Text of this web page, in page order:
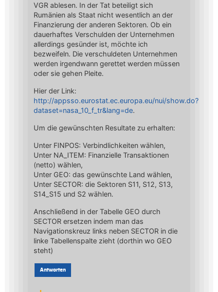
VGR ablesen. In der Tat beteiligt sich
Rumänien als Staat nicht wesentlich an der
Finanzierung der anderen Sektoren. Ob ein
dauerhaftes Verschulden der Unternehmen
allerdings gesünder ist, möchte ich
bezweifeln. Die verschuldeten Unternehmen
werden irgendwann gerettet werden müssen
oder sie gehen Pleite.
Hier der Link:
http://appsso.eurostat.ec.europa.eu/nui/show.do?
dataset=nasa_10_f_tr&lang=de.
Um die gewünschten Resultate zu erhalten:
Unter FINPOS: Verbindlichkeiten wählen,
Unter NA_ITEM: Finanzielle Transaktionen
(netto) wählen,
Unter GEO: das gewünschte Land wählen,
Unter SECTOR: die Sektoren S11, S12, S13,
S14_S15 und S2 wählen.
Anschließend in der Tabelle GEO durch
SECTOR ersetzen indem man das
Navigationskreuz links neben SECTOR in die
linke Tabellenspalte zieht (dorthin wo GEO
steht)
Antworten